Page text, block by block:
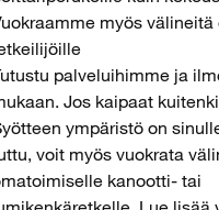
myös
palveluihimme ja
Jos kaipaat
ympäristö on
voit myös vuokrata
kanootti- tai
Lue lisää